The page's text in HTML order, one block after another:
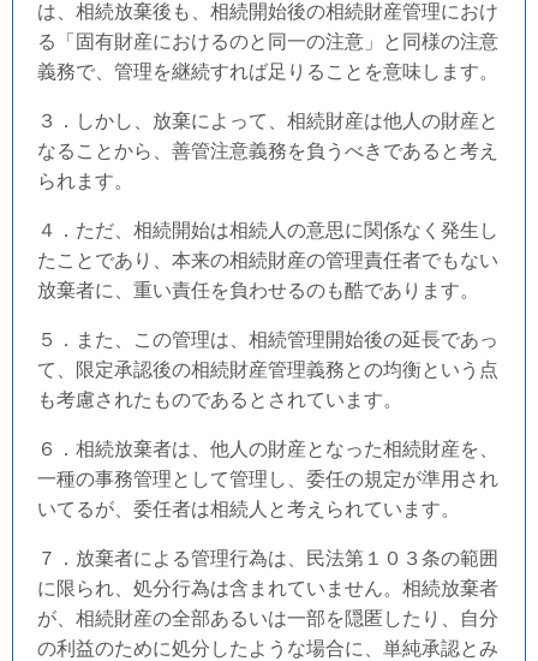
は、相続放棄後も、相続開始後の相続財産管理におけ
る「固有財産におけるのと同一の注意」と同様の注意
義務で、管理を継続すれば足りることを意味します。
３．しかし、放棄によって、相続財産は他人の財産と
なることから、善管注意義務を負うべきであると考え
られます。
４．ただ、相続開始は相続人の意思に関係なく発生し
たことであり、本来の相続財産の管理責任者でもない
放棄者に、重い責任を負わせるのも酷であります。
５．また、この管理は、相続管理開始後の延長であっ
て、限定承認後の相続財産管理義務との均衡という点
も考慮されたものであるとされています。
６．相続放棄者は、他人の財産となった相続財産を、
一種の事務管理として管理し、委任の規定が準用され
いてるが、委任者は相続人と考えられています。
７．放棄者による管理行為は、民法第１０３条の範囲
に限られ、処分行為は含まれていません。相続放棄者
が、相続財産の全部あるいは一部を隠匿したり、自分
の利益のために処分したような場合に、単純承認とみ